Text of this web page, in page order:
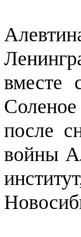
вместе
после
войны